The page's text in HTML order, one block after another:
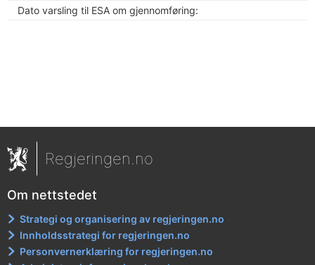
Dato varsling til ESA om gjennomføring:
Regjeringen.no
Om nettstedet
Strategi og organisering av regjeringen.no
Innholdsstrategi for regjeringen.no
Personvernerklæring for regjeringen.no